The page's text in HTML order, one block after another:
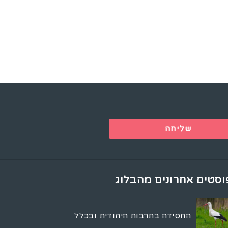
שליחה
אחרונים מהבלוג
החסידה בתרבות היהודית ובכלל